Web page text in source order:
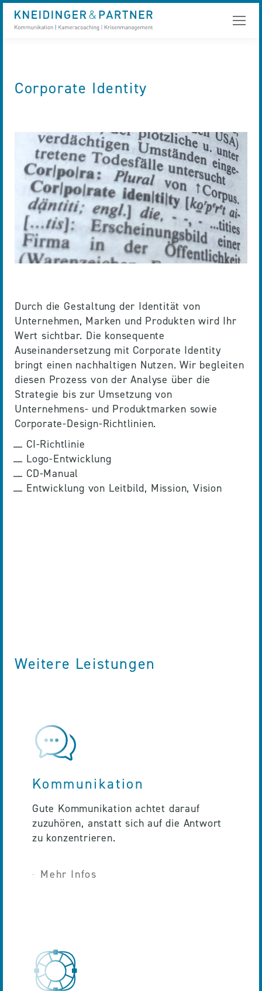
Corporate Identity
Durch die Gestaltung der Identität von
Unternehmen, Marken und Produkten wird Ihr
Wert sichtbar. Die konsequente
Auseinandersetzung mit Corporate Identity
bringt einen nachhaltigen Nutzen. Wir begleiten
diesen Prozess von der Analyse über die
Strategie bis zur Umsetzung von
Unternehmens- und Produktmarken sowie
Corporate-Design-Richtlinien.
CI-Richtlinie
Logo-Entwicklung
CD-Manual
Entwicklung von Leitbild, Mission, Vision
Weitere Leistungen
Kommunikation
Gute Kommunikation achtet darauf
zuzuhören, anstatt sich auf die Antwort
zu konzentrieren.
Mehr Infos